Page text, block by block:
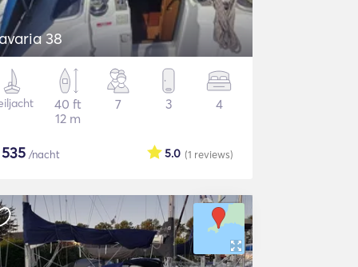
38
40 ft
12 m
7 3 4
535 /nacht (1 reviews)
5.0